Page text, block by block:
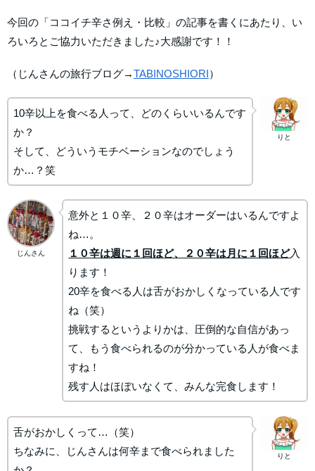
今回の「ココイチ辛さ例え・比較」の記事を書くにあたり、い
ろいろとご協力いただきました♪大感謝です！！
（じんさんの旅行ブログ→TABINOSHIORI）
りと
10辛以上を食べる人って、どのくらいいるんです
か？
そして、どういうモチベーションなのでしょう
か…？笑
じんさん
意外と１０辛、２０辛はオーダーはいるんですよ
ね…。
１０辛は週に１回ほど、２０辛は月に１回ほど入
ります！
20辛を食べる人は舌がおかしくなっている人です
ね（笑）
挑戦するというよりかは、圧倒的な自信があっ
て、もう食べられるのが分かっている人が食べま
すね！
残す人はほぼいなくて、みんな完食します！
りと
舌がおかしくって…（笑）
ちなみに、じんさんは何辛まで食べられました